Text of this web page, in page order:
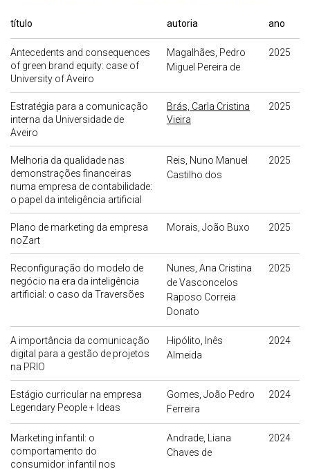
título autoria ano
Antecedents and consequences
of green brand equity: case of
University of Aveiro
Magalhães, Pedro
Miguel Pereira de
2025
Estratégia para a comunicação
interna da Universidade de
Aveiro
Brás, Carla Cristina
Vieira
2025
Melhoria da qualidade nas
demonstrações financeiras
numa empresa de contabilidade:
o papel da inteligência artificial
Reis, Nuno Manuel
Castilho dos
2025
Plano de marketing da empresa
noZart
Morais, João Buxo 2025
Reconfiguração do modelo de
negócio na era da inteligência
artificial: o caso da Traversões
Nunes, Ana Cristina
de Vasconcelos
Raposo Correia
Donato
2025
A importância da comunicação
digital para a gestão de projetos
na PRIO
Hipólito, Inês
Almeida
2024
Estágio curricular na empresa
Legendary People + Ideas
Gomes, João Pedro
Ferreira
2024
Marketing infantil: o
comportamento do
consumidor infantil nos
Andrade, Liana
Chaves de
2024